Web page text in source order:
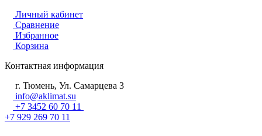
Личный кабинет
Сравнение
Избранное
Корзина
Контактная информация
г. Тюмень, Ул. Самарцева 3
info@aklimat.su
+7 3452 60 70 11
+7 929 269 70 11